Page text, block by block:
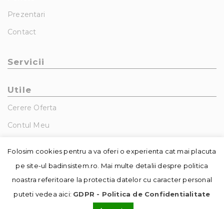
Prezentari
Contact
Servicii
Utile
Cerere Oferta
Contul Meu
Folosim cookies pentru a va oferi o experienta cat mai placuta
pe site-ul badinsistem.ro. Mai multe detalii despre politica
noastra referitoare la protectia datelor cu caracter personal
puteti vedea aici: GDPR - Politica de Confidentialitate